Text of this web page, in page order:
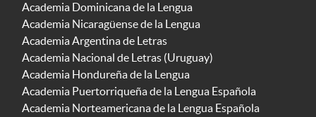
Academia Dominicana de la Lengua
Academia Nicaragüense de la Lengua
Academia Argentina de Letras
Academia Nacional de Letras (Uruguay)
Academia Hondureña de la Lengua
Academia Puertorriqueña de la Lengua Española
Academia Norteamericana de la Lengua Española